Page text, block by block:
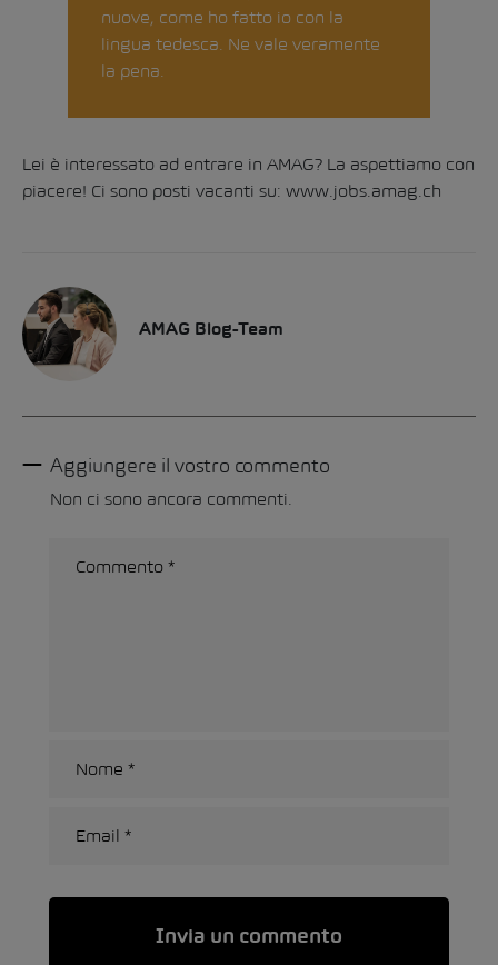
nuove, come ho fatto io con la
lingua tedesca. Ne vale veramente
la pena.
Lei è interessato ad entrare in AMAG? La aspettiamo con
piacere! Ci sono posti vacanti su: www.jobs.amag.ch
AMAG Blog-Team
Aggiungere il vostro commento
Non ci sono ancora commenti.